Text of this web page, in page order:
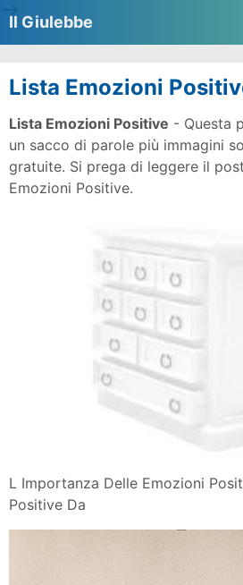
Il Giulebbe
Lista Emozioni
Lista Emozioni Positive - Questa
un sacco di parole più immagini
gratuite. Si prega di leggere il
Emozioni Positive.
L Importanza Delle Emozioni
Positive Da